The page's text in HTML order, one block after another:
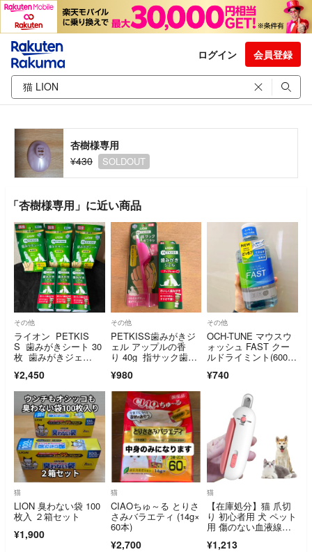
ログイン 会員登録
杏樹様専用
¥430
SOLDOUT
「杏樹様専用」に近い商品
その他
ライオン PETKIS
S 歯みがきシート 30
枚 歯みがきジェ
¥2,450
その他
PETKISS歯みがきジ
ェル アップルの香
り 40g 指サック歯ブ
¥980
その他
OCH-TUNE マウスウ
ォッシュ FAST クー
ルドライミント(600m
¥740
猫
LION 臭わない袋 100
枚入 ２箱セット
¥1,900
猫
CIAOちゅ～る とりさ
さみバラエティ (14g×
60本)
¥2,700
猫
【在庫処分】猫 爪切
り 初心者用 犬 ペット
用 傷のない血液線安
¥1,213